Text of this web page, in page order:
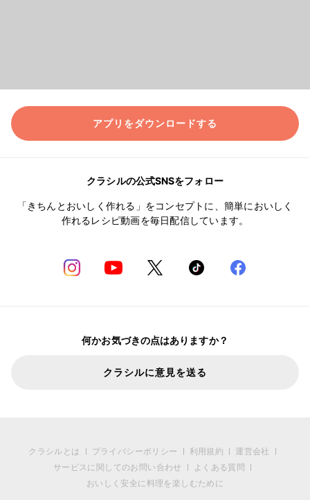
アプリをダウンロードする
クラシルの公式SNSをフォロー
「きちんとおいしく作れる」をコンセプトに、簡単においしく
作れるレシピ動画を毎日配信しています。
何かお気づきの点はありますか？
クラシルに意見を送る
クラシルとは プライバシーポリシー 利用規約
運営会社
サービスに関してのお問い合わせ
よくある質問
おいしく安全に料理を楽しむために